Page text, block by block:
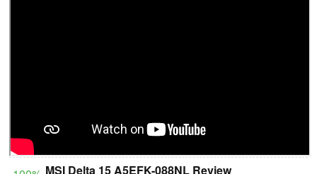
MSI Delta 15 A5EFK-088NL Review